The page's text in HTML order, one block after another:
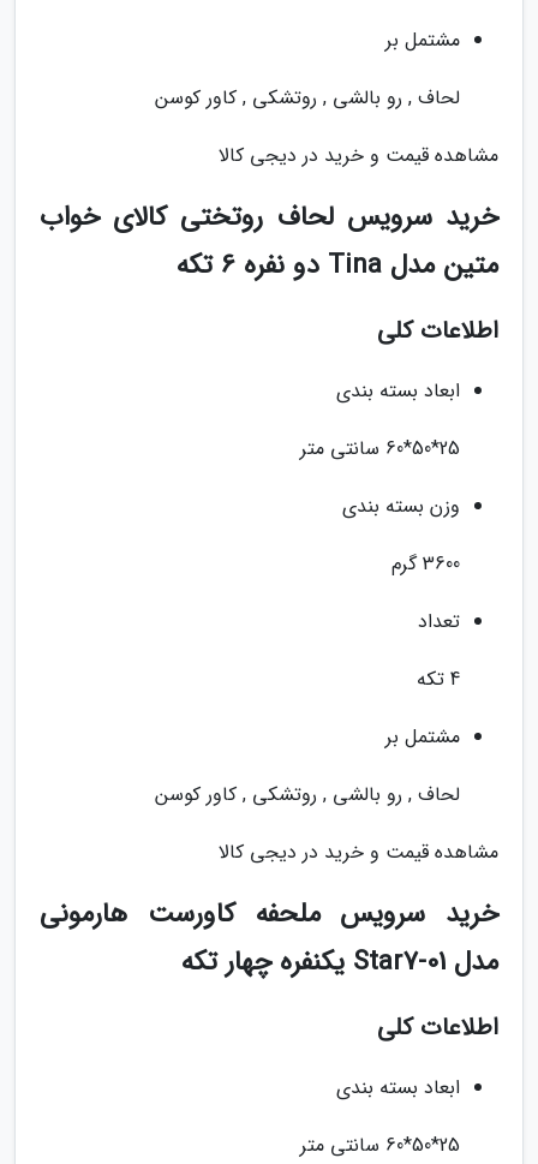
مشتمل بر
لحاف , رو بالشی , روتشکی , کاور کوسن
مشاهده قیمت و خرید در دیجی کالا
خرید سرویس لحاف روتختی کالای خواب
متین مدل Tina دو نفره 6 تکه
اطلاعات کلی
ابعاد بسته بندی
25*50*60 سانتی متر
وزن بسته بندی
3600 گرم
تعداد
4 تکه
مشتمل بر
لحاف , رو بالشی , روتشکی , کاور کوسن
مشاهده قیمت و خرید در دیجی کالا
خرید سرویس ملحفه کاورست هارمونی
مدل Star7-01 یکنفره چهار تکه
اطلاعات کلی
ابعاد بسته بندی
25*50*60 سانتی متر